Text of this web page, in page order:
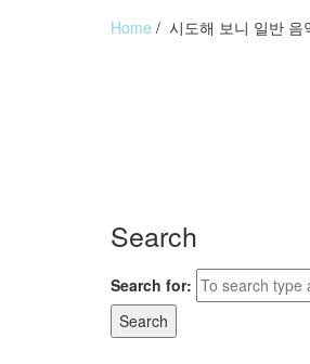
Home / 시도해 보니 일반 음
Search
Search for: